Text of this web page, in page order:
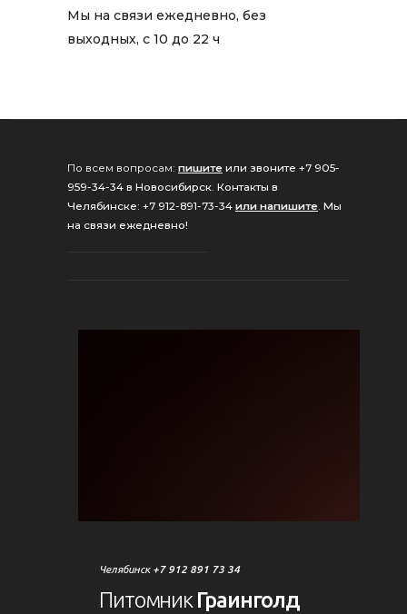
Мы на связи ежедневно, без
выходных, с 10 до 22 ч
По всем вопросам: пишите или звоните +7 905-
959-34-34 в Новосибирск. Контакты в
Челябинске: +7 912-891-73-34 или напишите. Мы
на связи ежедневно!
Челябинск +7 912 891 73 34
Питомник Граинголд